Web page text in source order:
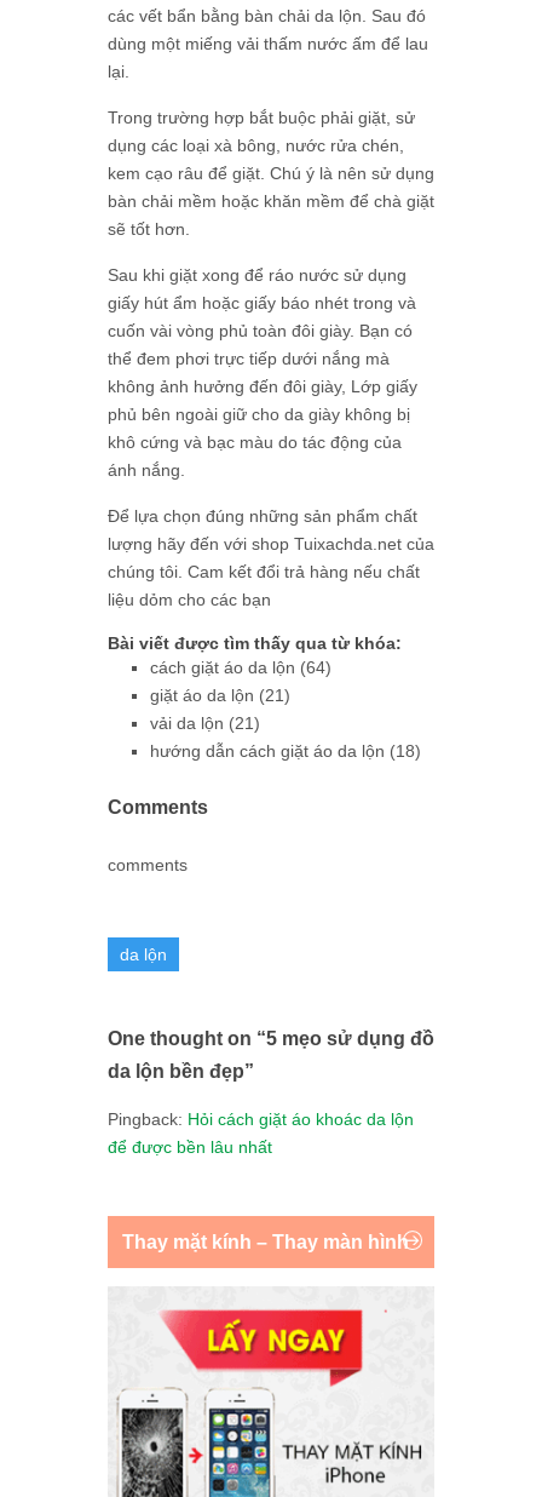
các vết bẩn bằng bàn chải da lộn. Sau đó
dùng một miếng vải thấm nước ấm để lau
lại.
Trong trường hợp bắt buộc phải giặt, sử
dụng các loại xà bông, nước rửa chén,
kem cạo râu để giặt. Chú ý là nên sử dụng
bàn chải mềm hoặc khăn mềm để chà giặt
sẽ tốt hơn.
Sau khi giặt xong để ráo nước sử dụng
giấy hút ẩm hoặc giấy báo nhét trong và
cuốn vài vòng phủ toàn đôi giày. Bạn có
thể đem phơi trực tiếp dưới nắng mà
không ảnh hưởng đến đôi giày, Lớp giấy
phủ bên ngoài giữ cho da giày không bị
khô cứng và bạc màu do tác động của
ánh nắng.
Để lựa chọn đúng những sản phẩm chất
lượng hãy đến với shop Tuixachda.net của
chúng tôi. Cam kết đổi trả hàng nếu chất
liệu dỏm cho các bạn
Bài viết được tìm thấy qua từ khóa:
cách giặt áo da lộn (64)
giặt áo da lộn (21)
vải da lộn (21)
hướng dẫn cách giặt áo da lộn (18)
Comments
comments
da lộn
One thought on “5 mẹo sử dụng đồ
da lộn bền đẹp”
Pingback: Hỏi cách giặt áo khoác da lộn
để được bền lâu nhất
Thay mặt kính – Thay màn hình